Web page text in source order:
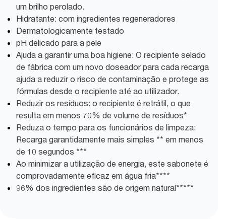
um brilho perolado.
Hidratante: com ingredientes regeneradores
Dermatologicamente testado
pH delicado para a pele
Ajuda a garantir uma boa higiene: O recipiente selado
de fábrica com um novo doseador para cada recarga
ajuda a reduzir o risco de contaminação e protege as
fórmulas desde o recipiente até ao utilizador.
Reduzir os resíduos: o recipiente é retrátil, o que
resulta em menos 70% de volume de resíduos*
Reduza o tempo para os funcionários de limpeza:
Recarga garantidamente mais simples ** em menos
de 10 segundos ***
Ao minimizar a utilização de energia, este sabonete é
comprovadamente eficaz em água fria****
96% dos ingredientes são de origem natural*****